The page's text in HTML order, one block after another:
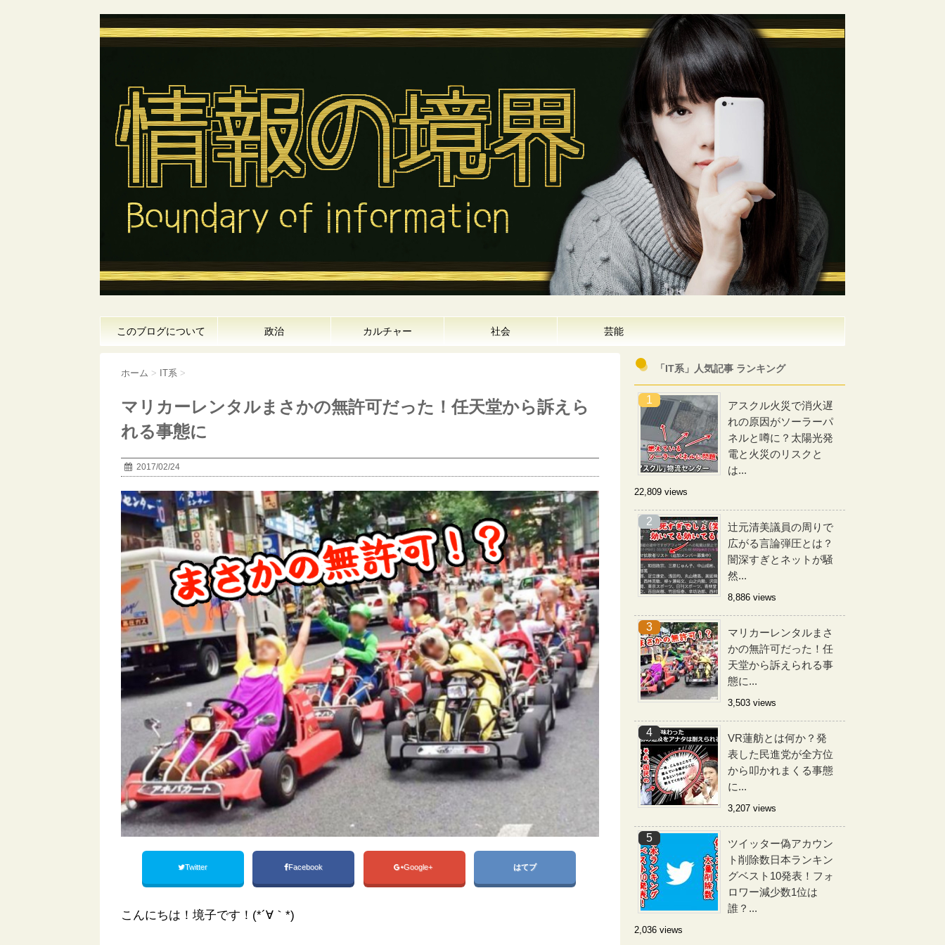
このブログについて 政治 カルチャー 社会 芸能
ホーム > IT系 >
マリカーレンタルまさかの無許可だった！任天堂から訴えら
れる事態に
2017/02/24
Twitter Facebook Google+ はてブ
こんにちは！境子です！(*´∀｀*)
「IT系」人気記事 ランキング
アスクル火災で消火遅
れの原因がソーラーパ
ネルと噂に？太陽光発
電と火災のリスクと
は...
22,809 views
辻元清美議員の周りで
広がる言論弾圧とは？
闇深すぎとネットが騒
然...
8,886 views
マリカーレンタルまさ
かの無許可だった！任
天堂から訴えられる事
態に...
3,503 views
VR蓮舫とは何か？発
表した民進党が全方位
から叩かれまくる事態
に...
3,207 views
ツイッター偽アカウン
ト削除数日本ランキン
グベスト10発表！フォ
ロワー減少数1位は
誰？...
2,036 views